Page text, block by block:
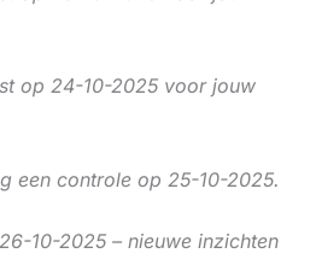
op 24-10-2025 voor jouw
een controle op 25-10-2025.
10-2025 – nieuwe inzichten